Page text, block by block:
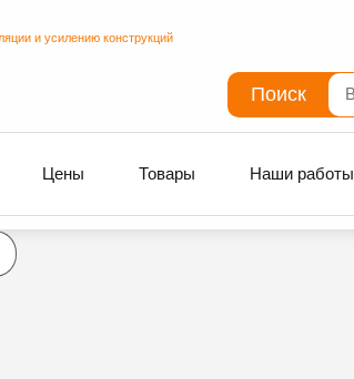
и усилению конструкций
Поиск
Цены Товары Наши работы